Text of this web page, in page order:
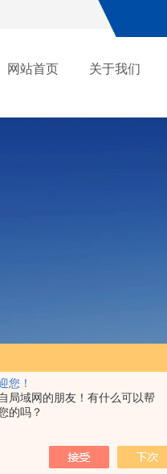
您！
局域网的朋友！有什么可以帮
的吗？
网站首页 关于我们
扫描仪 X射线源 微焦CT无损检